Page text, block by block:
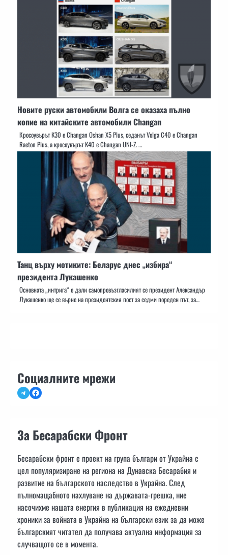
Новите руски автомобили Волга се оказаха пълно
копие на китайските автомобили Changan
Кросоувърът K30 е Changan Oshan X5 Plus, седанът Volga C40 е Changan
Raeton Plus, а кросоувърът K40 е Changan UNI-Z. …
Танц върху мотиките: Беларус днес „избира“
президента Лукашенко
Основната „интрига“ е дали самопровъзгласилият се президент Александър
Лукашенко ще се върне на президентския пост за седми пореден път, за…
Социалните мрежи
TelegramFacebook
За Бесарабски Фронт
Бесарабски фронт е проект на група българи от Украйна с
цел популяризиране на региона на Дунавска Бесарабия и
развитие на българското наследство в Украйна. След
пълномащабното нахлуване на държавата-грешка, ние
насочихме нашата енергия в публикация на ежедневни
хроники за войната в Украйна на български език за да може
българският читател да получава актуална информация за
случващото се в момента.